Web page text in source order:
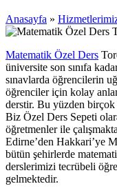
Anasayfa »
Matematik Özel Ders
üniversite son sınıfa
sınavlarda öğrencilerin
öğrenciler için kolay
derstir. Bu yüzden birçok
Biz Özel Ders Sepeti
öğretmenler ile
Edirne’den Hakkari’ye
bütün şehirlerde
derslerimizi tecrübeli
gelmektedir.